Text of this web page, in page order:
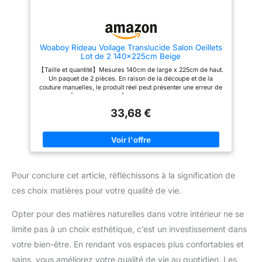
décoration intérieure. Conseil :
main. Repassez et séchez à
basse température. Ne pas
questions, nous sommes
toujours à votre disposition pour
un service des plus
Woaboy Rideau Voilage Translucide Salon Oeillets
Lot de 2 140x225cm Beige
【Taille et quantité】Mesures 140cm de large x 225cm de haut.
Un paquet de 2 pièces. En raison de la découpe et de la
couture manuelles, le produit réel peut présenter une erreur de
suffisante permet la circulation de l'air et un bon éclairage, tout
Facile à installer et à retirer pour son design simple. Ces
rideaux sont multifonctionnels, non seulement une belle
décoration de salon, mais aussi une séparation entre nos
chambre à coucher, etc. En raison de la différence d'éclairage
photo. 【Instructions de lavage 】Facile à nettoyer. Lavable à la
à basse température. Ne pas blanchir.
33,68 €
Pour conclure cet article, réfléchissons à la signification de
ces choix matières pour votre qualité de vie.
Opter pour des matières naturelles dans votre intérieur ne se
limite pas à un choix esthétique, c’est un investissement dans
votre bien-être. En rendant vos espaces plus confortables et
sains, vous améliorez votre qualité de vie au quotidien. Les